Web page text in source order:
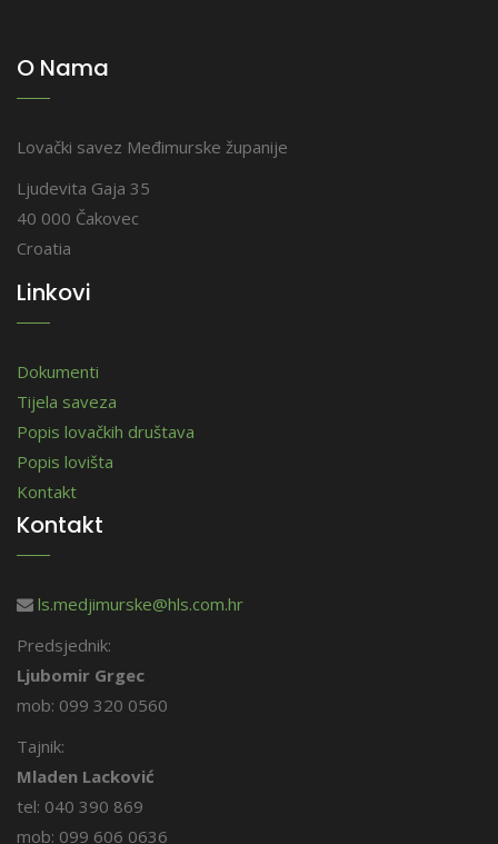
O Nama
Lovački savez Međimurske županije
Ljudevita Gaja 35
40 000 Čakovec
Croatia
Linkovi
Dokumenti
Tijela saveza
Popis lovačkih društava
Popis lovišta
Kontakt
Kontakt
ls.medjimurske@hls.com.hr
Predsjednik:
Ljubomir Grgec
mob: 099 320 0560
Tajnik:
Mladen Lacković
tel: 040 390 869
mob: 099 606 0636